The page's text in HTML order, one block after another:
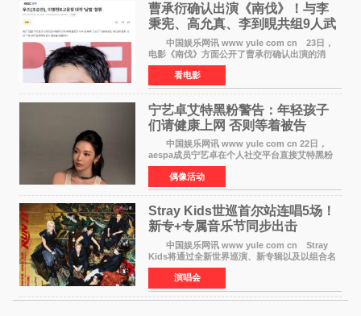
曹承衍确认出演《南伐》！与李
秉宪、高允真、李到晛共组9人武
士团
中国娱乐网讯 www yule com cn 23日，
电影《南伐》方面公开了曹承衍确认出演的消
息。通过歌手活动展现出独特色彩的曹承衍将在
片中饰演拥有出色弓箭技术的弓箭手，他将在这
一历史动作大片中展
看电影
宁艺卓艾特黑粉警告：年轻孩子
们​请健康上网 否则等着被告
中国娱乐网讯 www yule com cn 22日，
aespa成员宁艺卓在个人社交平台直接艾特黑粉
账号，正面喊话回应长期以来的恶意攻击，引发
广泛关注。 宁艺卓在文中表示，自己早已注
意到部分网友持续
偶像活动
Stray Kids世巡首尔站连唱5场！
新专+专属音乐节同步出击
中国娱乐网讯 www yule com cn Stray
Kids将通过全新世界巡演、新专辑以及以组合名
义打造的专属音乐节等一系列全球活动，开启事
业发展的全新篇章。 Stray Kids将于7月25日
至26日、29日
演唱会